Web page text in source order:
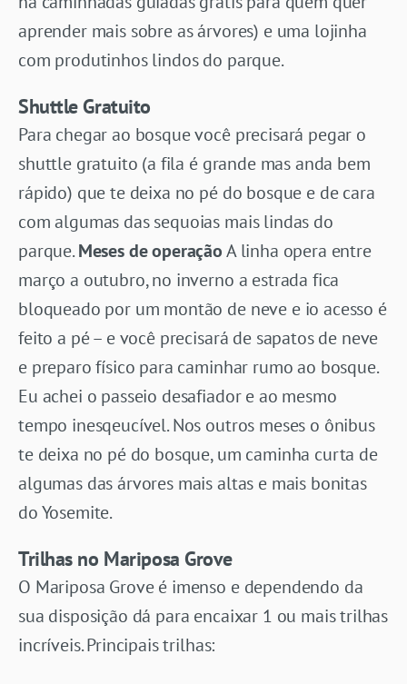
aprender mais sobre as árvores) e uma lojinha
com produtinhos lindos do parque.
Shuttle Gratuito
Para chegar ao bosque você precisará pegar o
shuttle gratuito (a fila é grande mas anda bem
rápido) que te deixa no pé do bosque e de cara
com algumas das sequoias mais lindas do
parque.Meses de operaçãoA linha opera entre
março a outubro, no inverno a estrada fica
bloqueado por um montão de neve e io acesso é
feito a pé – e você precisará de sapatos de neve
e preparo físico para caminhar rumo ao bosque.
Eu achei o passeio desafiador e ao mesmo
tempo inesqeucível. Nos outros meses o ônibus
te deixa no pé do bosque, um caminha curta de
algumas das árvores mais altas e mais bonitas
do Yosemite.
Trilhas no Mariposa Grove
O Mariposa Grove é imenso e dependendo da
sua disposição dá para encaixar 1 ou mais trilhas
incríveis. Principais trilhas: